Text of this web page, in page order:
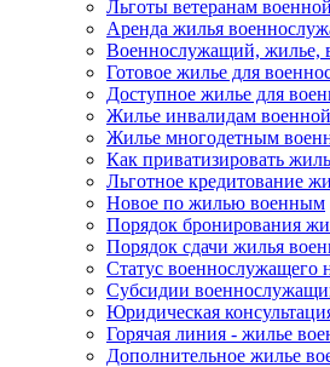
Льготы ветеранам
Аренда жилья
Военнослужащий, жилье,
Готовое жилье для
Доступное жилье для
Жилье инвалидам
Жилье многодетным
Как приватизировать
Льготное кредитование
Новое по жилью военным
Порядок бронирования
Порядок сдачи жилья
Статус военнослужащего
Субсидии
Юридическая
Горячая линия - жилье
Дополнительное жилье